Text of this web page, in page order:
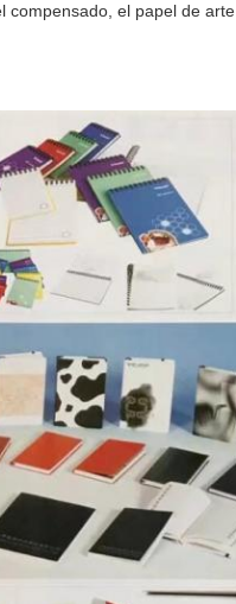
el papel de